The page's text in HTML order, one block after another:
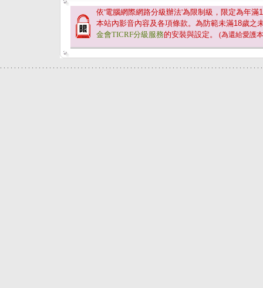
依'電腦網際網路分級辦法'為限制級，限定為年滿
本站內影音內容及各項條款。為防範未滿18歲之
金會TICRF分級服務的安裝與設定。 (為還給愛護
. . . . . . . . . . . . . . . . . . . . . . . . . . . . . . . . . . . . . . . . . . . . . . . . . . . . . . . . . . . . . . . . . . . . . . . . . . .